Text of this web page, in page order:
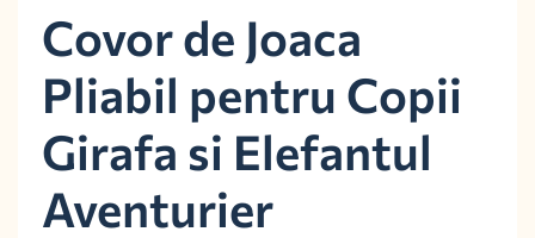
Covor de Joaca
Pliabil pentru Copii
Girafa si Elefantul
Aventurier